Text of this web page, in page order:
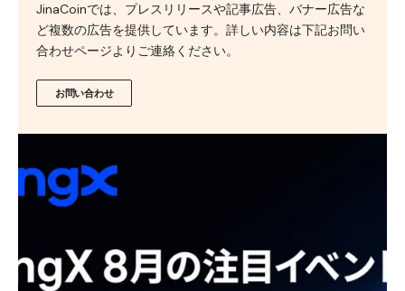
JinaCoinでは、プレスリリースや記事広告、バナー広告な
ど複数の広告を提供しています。詳しい内容は下記お問い
合わせページよりご連絡ください。
お問い合わせ